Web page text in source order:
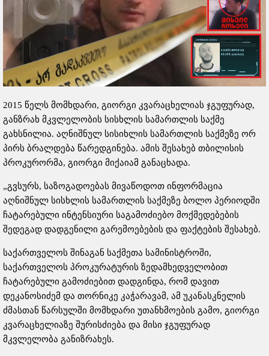
2015 წელს მომხდარი, გიორგი კვარაცხელიას ჯგუფურად,
განზრახ მკვლელობის სისხლის სამართლის საქმე
გახსნილია. აღნიშნულ სისიხლის სამართლის საქმეზე ორ
პირს ბრალდება წარედგინება. ამის შესახებ თბილისის
პროკურორმა, გიორგი მიქაიამ განაცხადა.
„გვსურს, საზოგადოებას მივაწოდოთ ინფორმაცია
აღნიშნულ სისხლის სამართლის საქმეზე ბოლო პერიოდში
ჩატარებული ინტენსიური საგამოძიებო მოქმედებების
შედეგად დადგენილი გარემოებების და ფაქტების შესახებ.
საქართველოს შინაგან საქმეთა სამინისტროში,
საქართველოს პროკურატურის ზედამხედველობით
ჩატარებული გამოძიებით დადგინდა, რომ დავით
დეკანოსიძემ და თორნიკე კაჭარავამ, ამ უკანასკნელის
ძმასთან წარსულში მომხდარი უთანხმოების გამო, გიორგი
კვარაცხელიაზე შურისძიება და მისი ჯგუფურად
მკვლელობა განიზრახეს.